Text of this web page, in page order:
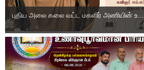
புதிய அலை கலை வட்ட மகளிர் அணியின் உ...